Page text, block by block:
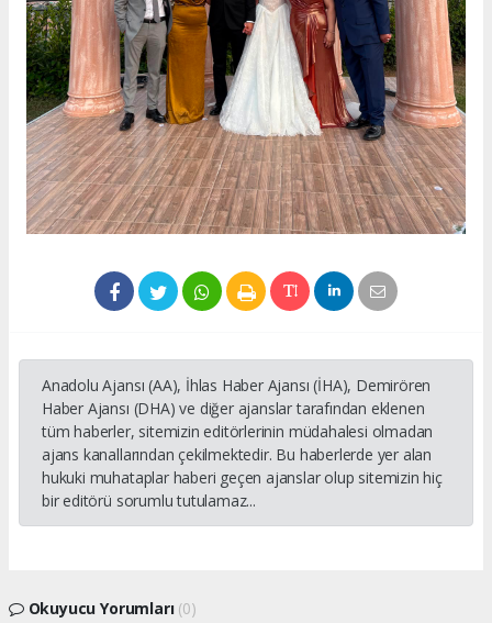
Anadolu Ajansı (AA), İhlas Haber Ajansı (İHA), Demirören
Haber Ajansı (DHA) ve diğer ajanslar tarafından eklenen
tüm haberler, sitemizin editörlerinin müdahalesi olmadan
ajans kanallarından çekilmektedir. Bu haberlerde yer alan
hukuki muhataplar haberi geçen ajanslar olup sitemizin hiç
bir editörü sorumlu tutulamaz...
Okuyucu Yorumları (0)